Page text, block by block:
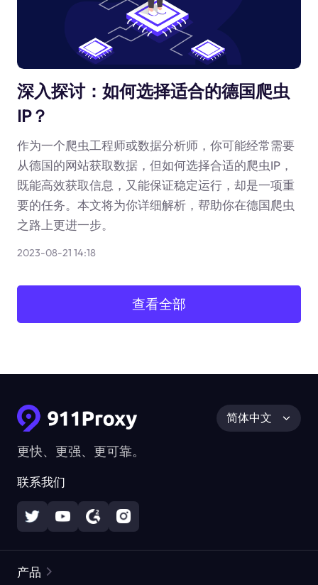
深入探讨：如何选择适合的德国爬虫
IP？
作为一个爬虫工程师或数据分析师，你可能经常需要
从德国的网站获取数据，但如何选择合适的爬虫IP，
既能高效获取信息，又能保证稳定运行，却是一项重
要的任务。本文将为你详细解析，帮助你在德国爬虫
之路上更进一步。
2023-08-21 14:18
查看全部
更快、更强、更可靠。
联系我们
简体中文
产品